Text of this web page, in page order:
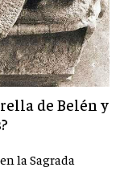
de Belén y
la Sagrada